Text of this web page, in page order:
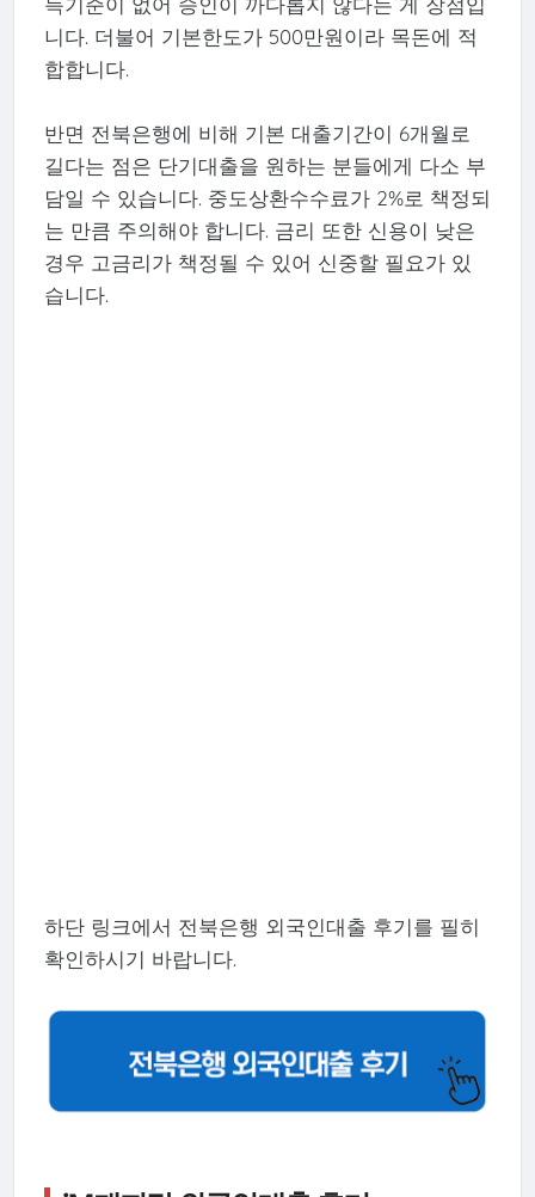
니다. 더불어 기본한도가 500만원이라 목돈에 적
합합니다.
반면 전북은행에 비해 기본 대출기간이 6개월로
길다는 점은 단기대출을 원하는 분들에게 다소 부
담일 수 있습니다. 중도상환수수료가 2%로 책정되
는 만큼 주의해야 합니다. 금리 또한 신용이 낮은
경우 고금리가 책정될 수 있어 신중할 필요가 있
습니다.
하단 링크에서 전북은행 외국인대출 후기를 필히
확인하시기 바랍니다.